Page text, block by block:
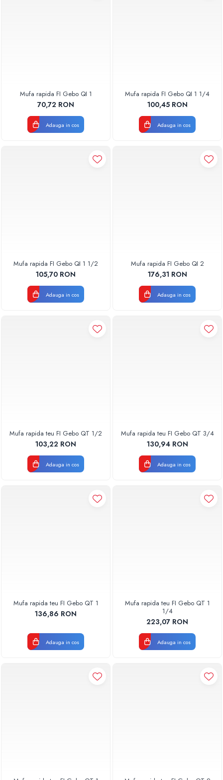
Mufa rapida FI Gebo QI 1
70,72 RON
Adauga in cos
Mufa rapida FI Gebo QI 1 1/4
100,45 RON
Adauga in cos
Mufa rapida FI Gebo QI 1 1/2
105,70 RON
Adauga in cos
Mufa rapida FI Gebo QI 2
176,31 RON
Adauga in cos
Mufa rapida teu FI Gebo QT 1/2
103,22 RON
Adauga in cos
Mufa rapida teu FI Gebo QT 3/4
130,94 RON
Adauga in cos
Mufa rapida teu FI Gebo QT 1
136,86 RON
Adauga in cos
Mufa rapida teu FI Gebo QT 1
1/4
223,07 RON
Adauga in cos